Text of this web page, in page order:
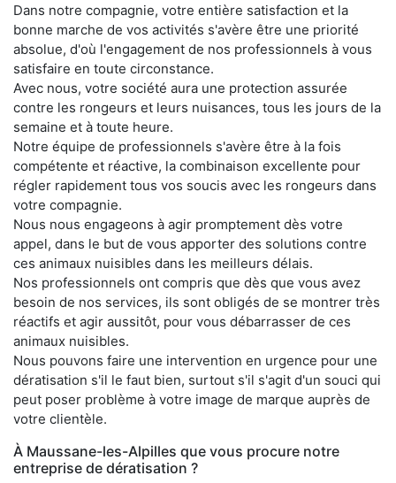
Dans notre compagnie, votre entière satisfaction et la
bonne marche de vos activités s'avère être une priorité
absolue, d'où l'engagement de nos professionnels à vous
satisfaire en toute circonstance.
Avec nous, votre société aura une protection assurée
contre les rongeurs et leurs nuisances, tous les jours de la
semaine et à toute heure.
Notre équipe de professionnels s'avère être à la fois
compétente et réactive, la combinaison excellente pour
régler rapidement tous vos soucis avec les rongeurs dans
votre compagnie.
Nous nous engageons à agir promptement dès votre
appel, dans le but de vous apporter des solutions contre
ces animaux nuisibles dans les meilleurs délais.
Nos professionnels ont compris que dès que vous avez
besoin de nos services, ils sont obligés de se montrer très
réactifs et agir aussitôt, pour vous débarrasser de ces
animaux nuisibles.
Nous pouvons faire une intervention en urgence pour une
dératisation s'il le faut bien, surtout s'il s'agit d'un souci qui
peut poser problème à votre image de marque auprès de
votre clientèle.
À Maussane-les-Alpilles que vous procure notre
entreprise de dératisation ?